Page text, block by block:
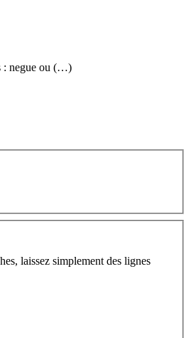
: negue ou (…)
laissez simplement des lignes